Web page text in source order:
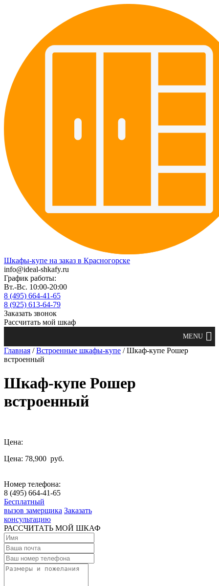
Шкафы-купе на заказ в Красногорске
info@ideal-shkafy.ru
График работы:
Вт.-Вс. 10:00-20:00
8 (495) 664-41-65
8 (925) 613-64-79
Заказать звонок
Рассчитать мой шкаф
Главная /Встроенные шкафы-купе / Шкаф-купе Рошер
встроенный
Шкаф-купе Рошер
встроенный
Цена:
Цена: 78,900 руб.
Номер телефона:
8 (495) 664-41-65
Бесплатный
вызов замерщика Заказать
консультацию
РАССЧИТАТЬ МОЙ ШКАФ